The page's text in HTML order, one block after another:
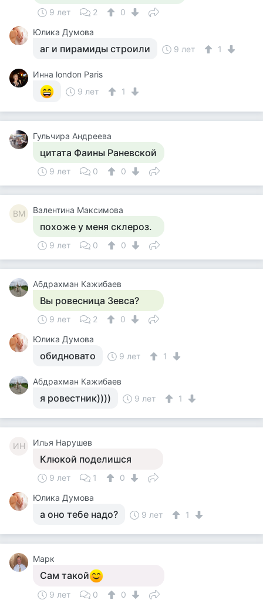
9 лет 2
0
Юлика Думова
аг и пирамиды строили 9 лет 1
Инна london Paris
9 лет
1
Гульчира Андреева
цитата Фаины Раневской
9 лет 0 0
ВМ Валентина Максимова
похоже у меня склероз.
9 лет 0 0
Абдрахман Кажибаев
Вы ровесница Зевса?
9 лет 2
0
Юлика Думова
обидновато 9 лет 1
Абдрахман Кажибаев
я ровестник)))) 9 лет 1
ИН Илья Нарушев
Клюкой поделишся
9 лет 1
0
Юлика Думова
а оно тебе надо? 9 лет 1
Марк
Сам такой
9 лет 0 0